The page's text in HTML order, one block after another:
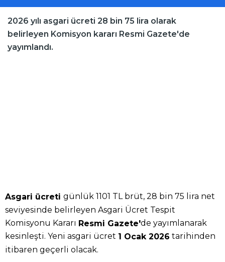
2026 yılı asgari ücreti 28 bin 75 lira olarak
belirleyen Komisyon kararı Resmi Gazete'de
yayımlandı.
Asgari ücreti günlük 1101 TL brüt, 28 bin 75 lira net
seviyesinde belirleyen Asgari Ücret Tespit
Komisyonu Kararı Resmi Gazete'de yayımlanarak
kesinleşti. Yeni asgari ücret 1 Ocak 2026 tarihinden
itibaren geçerli olacak.